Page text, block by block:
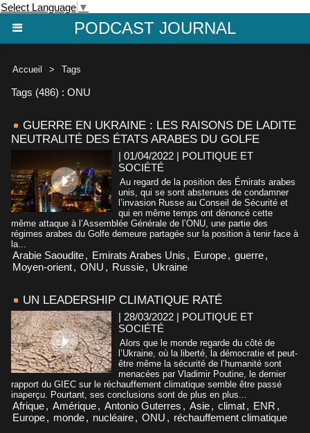
Select Language ▼
PODCAST JOURNAL
Accueil > Tags
Tags (486) : ONU
GUERRE EN UKRAINE : LES RAISONS DE LADITE
NEUTRALITÉ DES ÉTATS ARABES DU GOLFE
| 01/04/2022 | POLITIQUE ET
SOCIÉTÉ
Au regard de la position des Émirats arabes
unis, qui se sont abstenues de condamner
l’invasion Russe au Conseil de Sécurité et
qui en même temps ont dénoncé cette
même attaque à l’Assemblée Générale de l’ONU, une partie des
régimes arabes du Golfe demeure partagée sur la position à tenir face à
la...
Arabie Saoudite, Emirats Arabes Unis , Europe, guerre,
Moyen-orient, ONU , Russie, Ukraine
UN LEADERSHIP CLIMATIQUE RATÉ
| 28/03/2022 | POLITIQUE ET
SOCIÉTÉ
Alors que le monde regarde du côté de
l’Ukraine, où la liberté, la démocratie et peut-
être même la sécurité de l’humanité sont
menacées par Vladimir Poutine, le dernier
rapport du GIEC sur le réchauffement climatique semble être passé
inaperçu. Pourtant, ses conclusions sont de plus en plus...
Afrique, Amérique, Antonio Guterres , Asie, climat, ENR ,
Europe, monde, nucléaire, ONU , réchauffement climatique